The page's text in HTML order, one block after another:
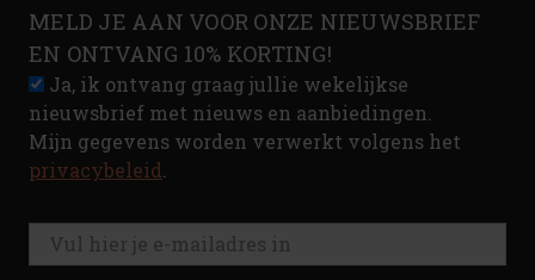
MELD JE AAN VOOR ONZE NIEUWSBRIEF
EN ONTVANG 10% KORTING!
Ja, ik ontvang graag jullie wekelijkse
nieuwsbrief met nieuws en aanbiedingen.
Mijn gegevens worden verwerkt volgens het
privacybeleid